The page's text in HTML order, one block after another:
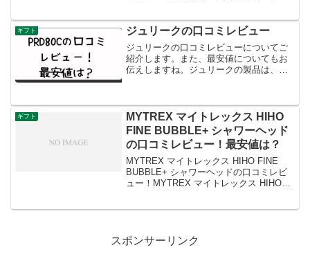
レゾンの口コミレビューについてご紹介
します。また、最安値につ...
ギフト ジュリークの口コミレビュー
ジュリークの口コミレビューについてご
紹介します。また、最安値についてもお
伝えしますね。ジュリークの製品は、そ
ジュリークの製品を使用した方々の生の
声をお届けします。ジュリ...
ギフト
MYTREX マイトレックス HIHO
FINE BUBBLE+ シャワーヘッド
の口コミレビュー！最安値は？
MYTREX マイトレックス HIHO FINE
BUBBLE+ シャワーヘッドの口コミレビ
ュー！MYTREX マイトレックス HIHO
スポンサーリンク